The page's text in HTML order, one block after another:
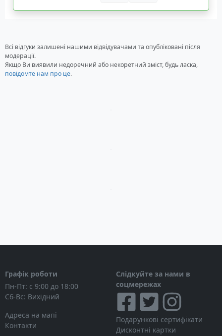
Всі відгуки залишені нашими відвідувачами та опубліковані після
модерації.
Якщо Ви виявили недоречний або некоретний зміст, будь ласка,
повідомте нам про це.
Графік роботи
Пн-Пт: с 9:00 до 18:00
Сб-Вс: Вихідний
Адреса на мапі
Контакти
Слідкуйте за нами в
соцмережах
Подарункові сертифікати
Дисконтні картки